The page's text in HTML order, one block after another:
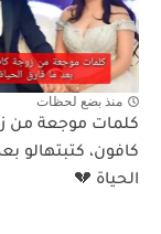
منذ بضع لحظات
كلمات موجعة من
كافون، كتبتهالو
الحياة 💔